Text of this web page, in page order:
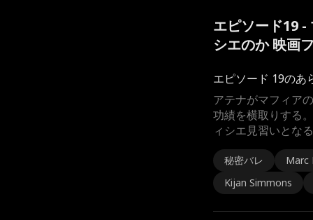
エピソード19 -
シエのか 映画
エピソード 19のあ
アテナがマフィア
功績を横取りする
ィシエ見習いとな
秘密バレ
Marc
Kijan Simmons